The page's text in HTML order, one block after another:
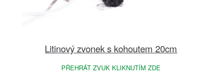
Litinový zvonek s kohoutem 20cm
PŘEHRÁT ZVUK KLIKNUTÍM ZDE